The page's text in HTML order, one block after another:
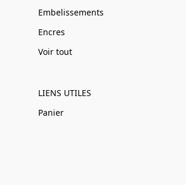
Embelissements
Encres
Voir tout
LIENS UTILES
Panier